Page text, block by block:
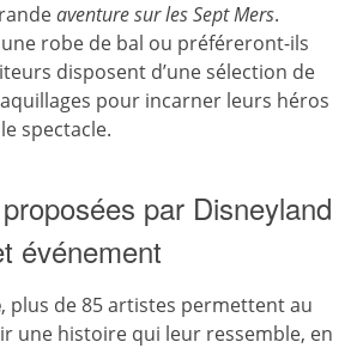
aventure sur les Sept Mers.
robe de bal ou préféreront-ils
disposent d’une sélection de
pour incarner leurs héros
spectacle.
par Disneyland
événement
, plus de 85 artistes permettent au
une histoire qui leur ressemble, en